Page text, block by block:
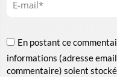
En postant ce
informations (adresse
commentaire) soient